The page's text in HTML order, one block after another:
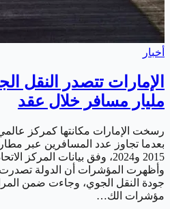
أخبار
الإمارات تتصدر النقل
مليار مسافر خلال عقد
رسخت الإمارات مكانتها كمركز
بعدما تجاوز عدد المسافرين عبر
2015 و2024، وفق بيانات المركز
وأظهرت المؤشرات أن الدولة تصدرت
جودة النقل الجوي، وجاءت ضمن
مؤشرات الك…